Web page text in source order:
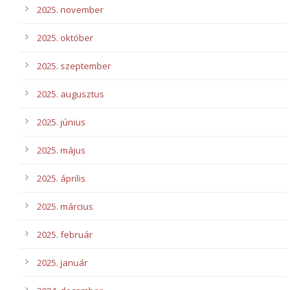
2025. november
2025. október
2025. szeptember
2025. augusztus
2025. június
2025. május
2025. április
2025. március
2025. február
2025. január